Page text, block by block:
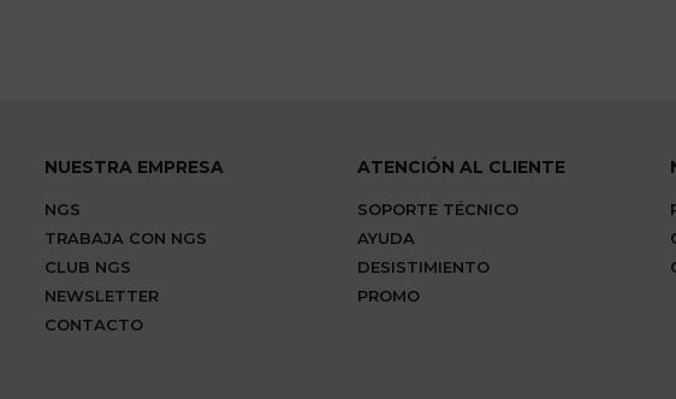
NUESTRA EMPRESA
NGS
TRABAJA CON NGS
CLUB NGS
NEWSLETTER
CONTACTO
ATENCIÓN AL CLIENTE
SOPORTE TÉCNICO
AYUDA
DESISTIMIENTO
PROMO